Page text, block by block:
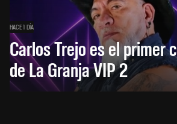
HACE 1 DÍA
Carlos Trejo es el primer
de La Granja VIP 2